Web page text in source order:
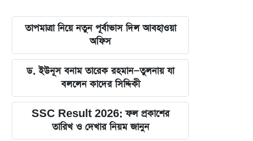
তাপমাত্রা নিয়ে নতুন পূর্বাভাস দিল আবহাওয়া
অফিস
ড. ইউনূস বনাম তারেক রহমান—তুলনায় যা
বললেন কাদের সিদ্দিকী
SSC Result 2026: ফল প্রকাশের
তারিখ ও দেখার নিয়ম জানুন